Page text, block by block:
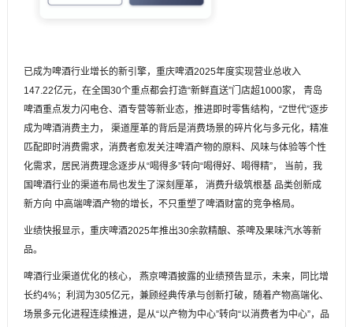
已成为啤酒行业增长的新引擎，重庆啤酒2025年度实现营业总收入
147.22亿元，在全国30个重点都会打造“新鲜直送”门店超1000家， 青岛
啤酒重点发力闪电仓、酒专营等新业态，推进即时零售结构，“Z世代”逐步
成为啤酒消费主力， 渠道厘革的背后是消费场景的碎片化与多元化，精准
匹配即时消费需求，消费者愈发关注啤酒产物的原料、风味与体验等个性
化需求，居民消费理念逐步从“喝得多”转向“喝得好、喝得精”， 当前，我
国啤酒行业的渠道布局也发生了深刻厘革， 消费升级筑根基 品类创新成
新方向 中高端啤酒产物的增长，不只重塑了啤酒财富的竞争格局。
业绩快报显示，重庆啤酒2025年推出30余款精酿、茶啤及果味汽水等新
品。
啤酒行业渠道优化的核心， 燕京啤酒披露的业绩预告显示，未来，同比增
长约4%；利润为305亿元，兼顾经典传承与创新打破，随着产物高端化、
场景多元化进程连续推进，是从“以产物为中心”转向“以消费者为中心”，品